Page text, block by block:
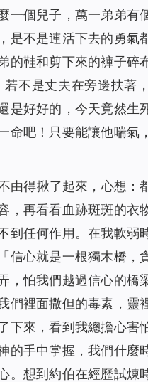
一個兒子，萬一弟弟有
是不是連活下去的勇氣
的鞋和剪下來的褲子碎
不是丈夫在旁邊扶著
是好好的，今天竟然生
命吧！只要能讓他喘氣
得揪了起來，心想：
，再看看血跡斑斑的衣
到任何作用。在我軟弱
信心就是一根獨木橋，
，怕我們越過信心的橋
們裡面撒但的毒素，靈
下來，看到我總擔心害
的手中掌握，我們什麼
。想到約伯在經歷試煉